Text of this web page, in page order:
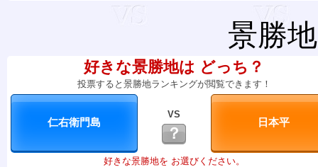
景勝
好きな景勝地は どっち？
投票すると景勝地ランキングが閲覧できます！
VS
？
好きな景勝地を お選びください。